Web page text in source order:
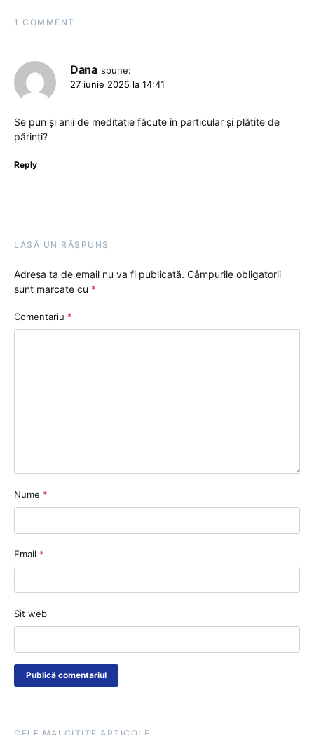
1 COMMENT
Dana spune:
27 iunie 2025 la 14:41
Se pun și anii de meditație făcute în particular și plătite de
părinți?
Reply
LASĂ UN RĂSPUNS
Adresa ta de email nu va fi publicată. Câmpurile obligatorii
sunt marcate cu *
Comentariu *
Nume *
Email *
Sit web